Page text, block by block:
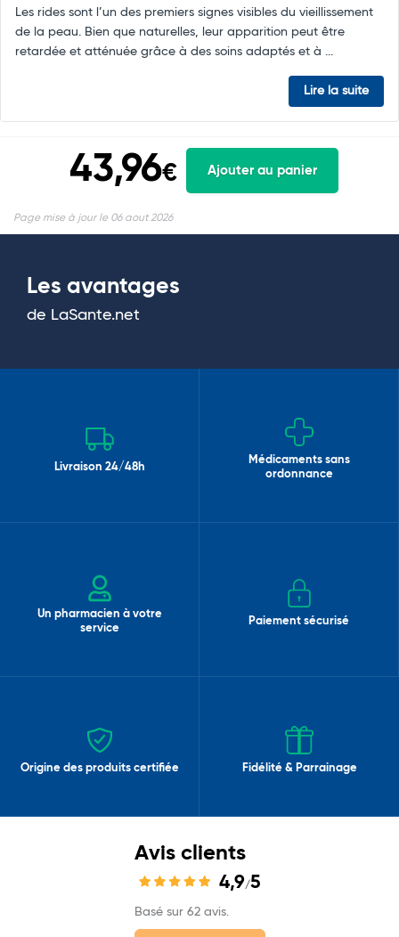
Les rides sont l’un des premiers signes visibles du vieillissement
de la peau. Bien que naturelles, leur apparition peut être
retardée et atténuée grâce à des soins adaptés et à ...
Lire la suite
43,96€ Ajouter au panier
Page mise à jour le 06 aout 2026
Les avantages
de LaSante.net
Livraison 24/48h
Médicaments sans
ordonnance
Un pharmacien à votre
service
Paiement sécurisé
Origine des produits certifiée Fidélité & Parrainage
Avis clients
4,9/5
Basé sur 62 avis.